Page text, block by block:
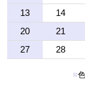
13
14
20
21
27
28
■